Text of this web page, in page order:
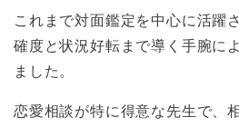
これまで対面鑑定を中心に活躍
確度と状況好転まで導く手腕に
ました。
恋愛相談が特に得意な先生で、